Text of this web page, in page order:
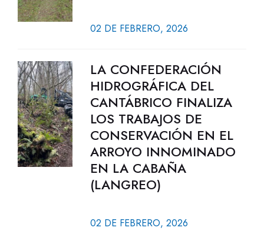
02 DE FEBRERO, 2026
LA CONFEDERACIÓN
HIDROGRÁFICA DEL
CANTÁBRICO FINALIZA
LOS TRABAJOS DE
CONSERVACIÓN EN EL
ARROYO INNOMINADO
EN LA CABAÑA
(LANGREO)
02 DE FEBRERO, 2026